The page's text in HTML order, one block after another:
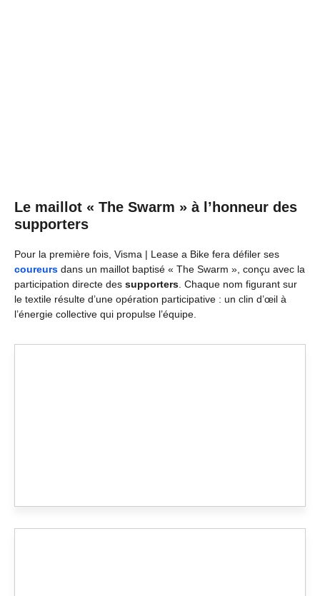
Le maillot « The Swarm » à l’honneur des
supporters
Pour la première fois, Visma | Lease a Bike fera défiler ses
coureurs dans un maillot baptisé « The Swarm », conçu avec la
participation directe des supporters. Chaque nom figurant sur
le textile résulte d’une opération participative : un clin d’œil à
l’énergie collective qui propulse l’équipe.